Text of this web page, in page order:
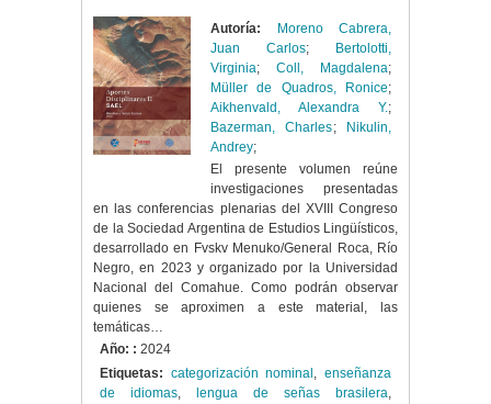
Autoría:
Moreno Cabrera,
Juan Carlos;
Bertolotti,
Virginia; Coll, Magdalena;
Müller de Quadros, Ronice;
Aikhenvald, Alexandra Y.;
Bazerman, Charles;
Nikulin,
Andrey;
El presente volumen reúne
investigaciones presentadas
en las conferencias plenarias del XVIII Congreso
de la Sociedad Argentina de Estudios Lingüísticos,
desarrollado en Fvskv Menuko/General Roca, Río
Negro, en 2023 y organizado por la Universidad
Nacional del Comahue. Como podrán observar
quienes se aproximen a este material, las
temáticas…
Año: : 2024
Etiquetas: categorización nominal ,enseñanza
de idiomas, lengua de señas brasilera,